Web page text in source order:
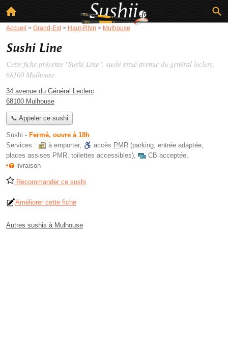
Accueil > Grand-Est > Haut-Rhin > Mulhouse
Sushi Line
Cette fiche présente "Sushi Line", sushi situé avenue du général leclerc,
68100 Mulhouse.
34 avenue du Général Leclerc
68100 Mulhouse
📞 Appeler ce sushi
Sushi - Fermé, ouvre à 18h
Services :
à emporter, accès PMR (parking, entrée adaptée,
places assises PMR, toilettes accessibles), CB acceptée,
livraison
Recommander ce sushi
Améliorer cette fiche
Autres sushis à Mulhouse